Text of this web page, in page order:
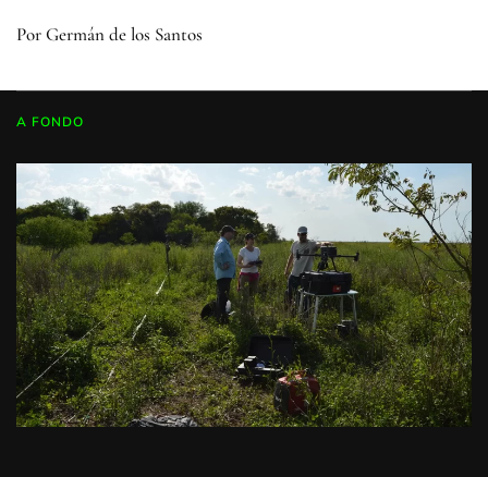
Por Germán de los Santos
A FONDO